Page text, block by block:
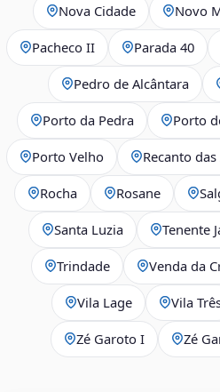
Nova Cidade Novo
Pacheco II Parada 40
Pedro de Alcântara
Porto da Pedra Porto
Porto Velho Recanto das
Rocha Rosane
Santa Luzia Tenente
Trindade Venda da
Vila Lage Vila
Zé Garoto I Zé